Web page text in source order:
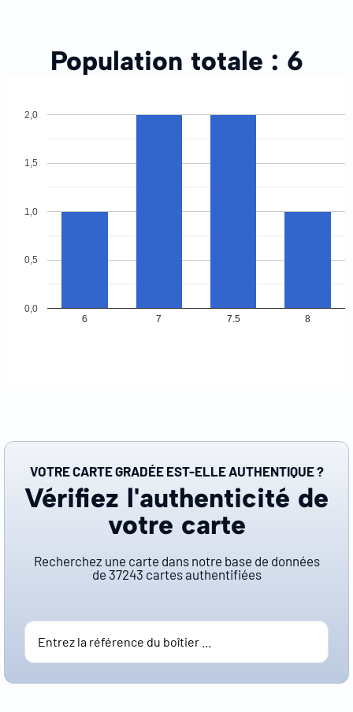
Population totale : 6
6 7 7.5 8
0,0
0,5
1,0
1,5
2,0
VOTRE CARTE GRADÉE EST-ELLE AUTHENTIQUE ?
Vérifiez l'authenticité de
votre carte
Recherchez une carte dans notre base de données
de 37243 cartes authentifiées